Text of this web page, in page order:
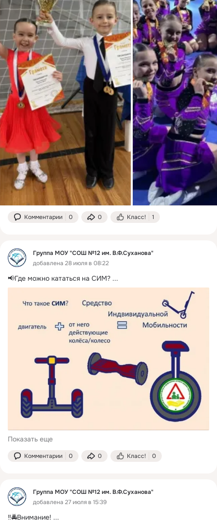
Комментарии 0 0 Класс! 1
Группа МОУ "СОШ №12 им. В.Ф.Суханова"
добавлена 28 июля в 08:22
📢Где можно кататься на СИМ? ...
Показать еще
Комментарии 0 0 Класс! 0
Группа МОУ "СОШ №12 им. В.Ф.Суханова"
добавлена 27 июля в 15:39
‼🚔Внимание! ...